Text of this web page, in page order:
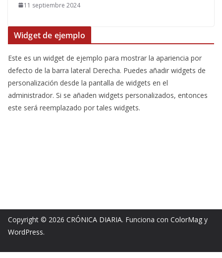
11 septiembre 2024
Widget de ejemplo
Este es un widget de ejemplo para mostrar la apariencia por
defecto de la barra lateral Derecha. Puedes añadir widgets de
personalización desde la pantalla de widgets en el
administrador. Si se añaden widgets personalizados, entonces
este será reemplazado por tales widgets.
Copyright © 2026 CRÓNICA DIARIA. Funciona con ColorMag y
WordPress.